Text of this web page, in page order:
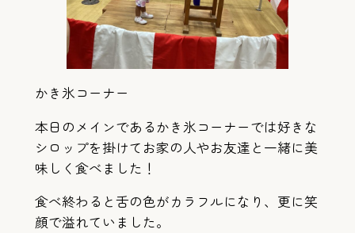
かき氷コーナー
本日のメインであるかき氷コーナーでは好きな
シロップを掛けてお家の人やお友達と一緒に美
味しく食べました！
食べ終わると舌の色がカラフルになり、更に笑
顔で溢れていました。